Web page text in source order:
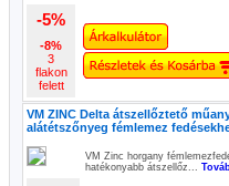
-5%
-8%
3
flakon
felett
VM ZINC Delta átszellőztető
alátétszőnyeg fémlemez
VM Zinc horgany
hatékonyabb átszellőz...